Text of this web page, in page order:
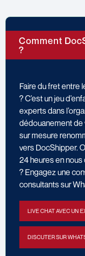
Comment
?
Faire du fret entre
? C’est un jeu
experts dans
dédouanement de
sur mesure
vers DocShipper.
24 heures en
? Engagez une
consultants sur
LIVE CHAT AVEC UN
DISCUTER SUR